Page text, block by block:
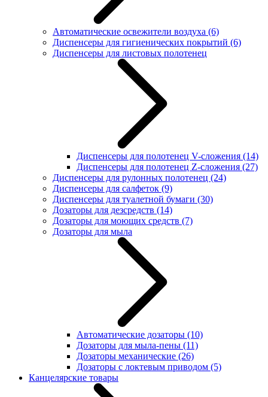
Автоматические освежители воздуха (6)
Диспенсеры для гигиенических покрытий (6)
Диспенсеры для листовых полотенец
Диспенсеры для полотенец V-сложения (14)
Диспенсеры для полотенец Z-сложения (27)
Диспенсеры для рулонных полотенец (24)
Диспенсеры для салфеток (9)
Диспенсеры для туалетной бумаги (30)
Дозаторы для дезсредств (14)
Дозаторы для моющих средств (7)
Дозаторы для мыла
Автоматические дозаторы (10)
Дозаторы для мыла-пены (11)
Дозаторы механические (26)
Дозаторы с локтевым приводом (5)
Канцелярские товары